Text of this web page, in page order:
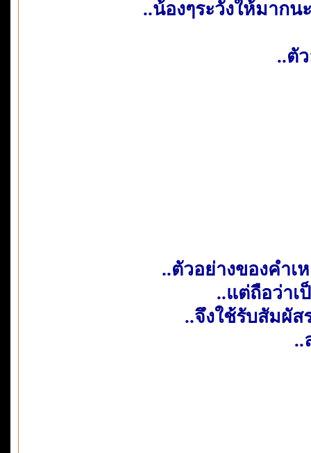
..น้องๆระวังให้มากน
..ตั
..ตัวอย่างของคำเ
..แต่ถือว่าเ
..จึงใช้รับสัมผัส
..